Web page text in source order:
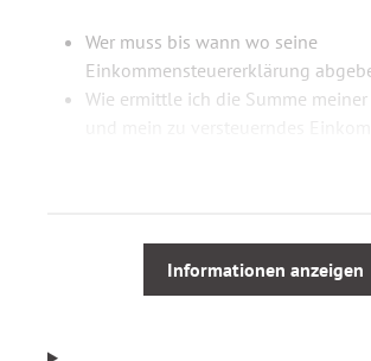
Wer muss bis wann wo seine
Einkommensteuererklärung
Wie ermittle ich die Summe
Lohnersatzleistungen und
Informationen anzeigen